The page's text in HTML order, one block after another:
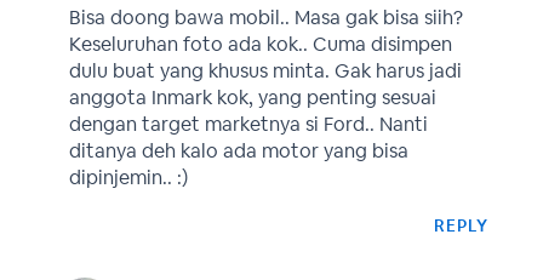
Bisa doong bawa mobil.. Masa gak bisa siih?
Keseluruhan foto ada kok.. Cuma disimpen
dulu buat yang khusus minta. Gak harus jadi
anggota Inmark kok, yang penting sesuai
dengan target marketnya si Ford.. Nanti
ditanya deh kalo ada motor yang bisa
dipinjemin.. :)
REPLY